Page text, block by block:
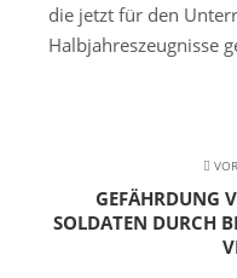
die jetzt für den
Halbjahreszeugnisse
GEFÄHRDUNG
SOLDATEN DURCH